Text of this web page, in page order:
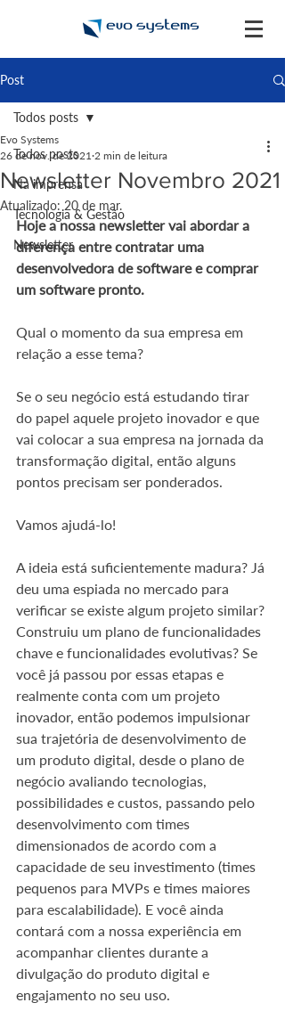
Post
Todos posts
Na imprensa
Tecnologia & Gestão
Newsletter
Todos posts
Newsletter Novembro 2021
Evo Systems
26 de nov. de 2021 2 min de leitura
Atualizado: 20 de mar.
Hoje a nossa newsletter vai abordar a
diferença entre contratar uma
desenvolvedora de software e comprar
um software pronto.
Qual o momento da sua empresa em
relação a esse tema?
Se o seu negócio está estudando tirar
do papel aquele projeto inovador e que
vai colocar a sua empresa na jornada da
transformação digital, então alguns
pontos precisam ser ponderados.
Vamos ajudá-lo!
A ideia está suficientemente madura? Já
deu uma espiada no mercado para
verificar se existe algum projeto similar?
Construiu um plano de funcionalidades
chave e funcionalidades evolutivas? Se
você já passou por essas etapas e
realmente conta com um projeto
inovador, então podemos impulsionar
sua trajetória de desenvolvimento de
um produto digital, desde o plano de
negócio avaliando tecnologias,
possibilidades e custos, passando pelo
desenvolvimento com times
dimensionados de acordo com a
capacidade de seu investimento (times
pequenos para MVPs e times maiores
para escalabilidade). E você ainda
contará com a nossa experiência em
acompanhar clientes durante a
divulgação do produto digital e
engajamento no seu uso.